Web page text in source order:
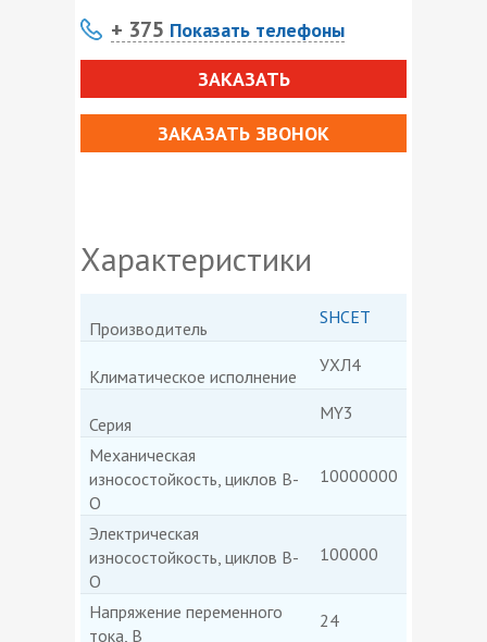
+ 375 Показать телефоны
ЗАКАЗАТЬ
ЗАКАЗАТЬ ЗВОНОК
Характеристики
Производитель
SHCET
Климатическое исполнение
УХЛ4
Серия
MY3
Механическая
износостойкость, циклов В-
О
10000000
Электрическая
износостойкость, циклов В-
О
100000
Напряжение переменного
тока, В
24